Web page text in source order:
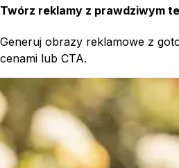
Twórz reklamy z prawdziwym
Generuj obrazy reklamowe z
cenami lub CTA.